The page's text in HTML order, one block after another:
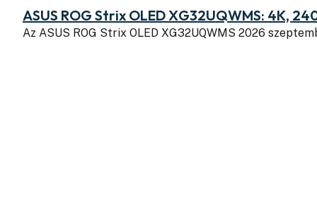
ASUS ROG Strix OLED XG32UQWMS: 4K,
Az ASUS ROG Strix OLED XG32UQWMS 2026